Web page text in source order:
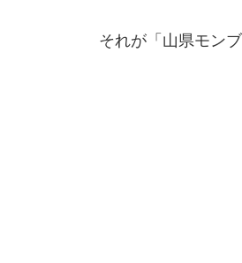
それが「山県モンブ